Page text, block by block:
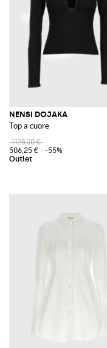
NENSI DOJAKA
Top a cuore
1125,00 €
506,25 €
-55%